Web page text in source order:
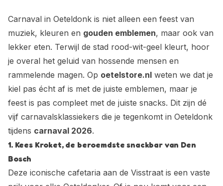
Carnaval in Oeteldonk is niet alleen een feest van
muziek, kleuren en gouden emblemen, maar ook van
lekker eten. Terwijl de stad rood-wit-geel kleurt, hoor
je overal het geluid van hossende mensen en
rammelende magen. Op oetelstore.nl weten we dat je
kiel pas écht af is met de juiste emblemen, maar je
feest is pas compleet met de juiste snacks. Dit zijn dé
vijf carnavalsklassiekers die je tegenkomt in Oeteldonk
tijdens carnaval 2026.
1. Kees Kroket, de beroemdste snackbar van Den
Bosch
Deze iconische cafetaria aan de Visstraat is een vaste